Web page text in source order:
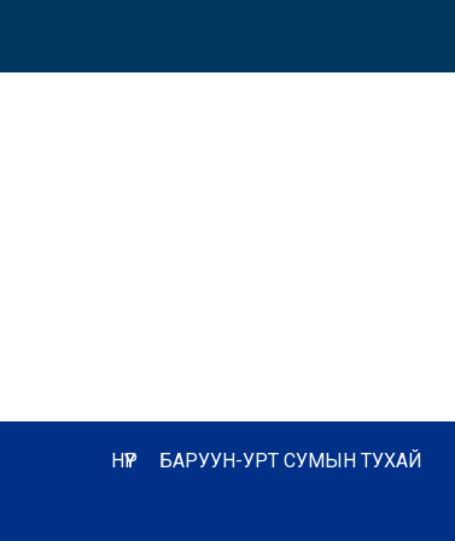
НҮҮР БАРУУН-УРТ СУМЫН ТУХАЙ